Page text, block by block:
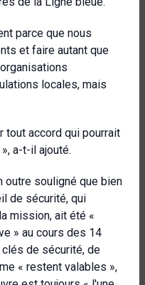
parce que nous
et faire autant que
locales, mais
tout accord qui pourrait
a-t-il ajouté.
outre souligné que bien
de sécurité, qui
mission, ait été «
» au cours des 14
de sécurité, de
« restent valables »,